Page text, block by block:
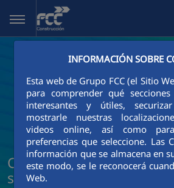
Saltar al contenido principal
INFORMACIÓN SOBRE
Esta web de Grupo FCC (el Sitio
para comprender qué
interesantes y útiles,
mostrarle nuestras
videos online, así como
preferencias que seleccione. Las
información que se almacena en
este modo, se le reconocerá
Web.
Conoce FCC
sus presentaciones